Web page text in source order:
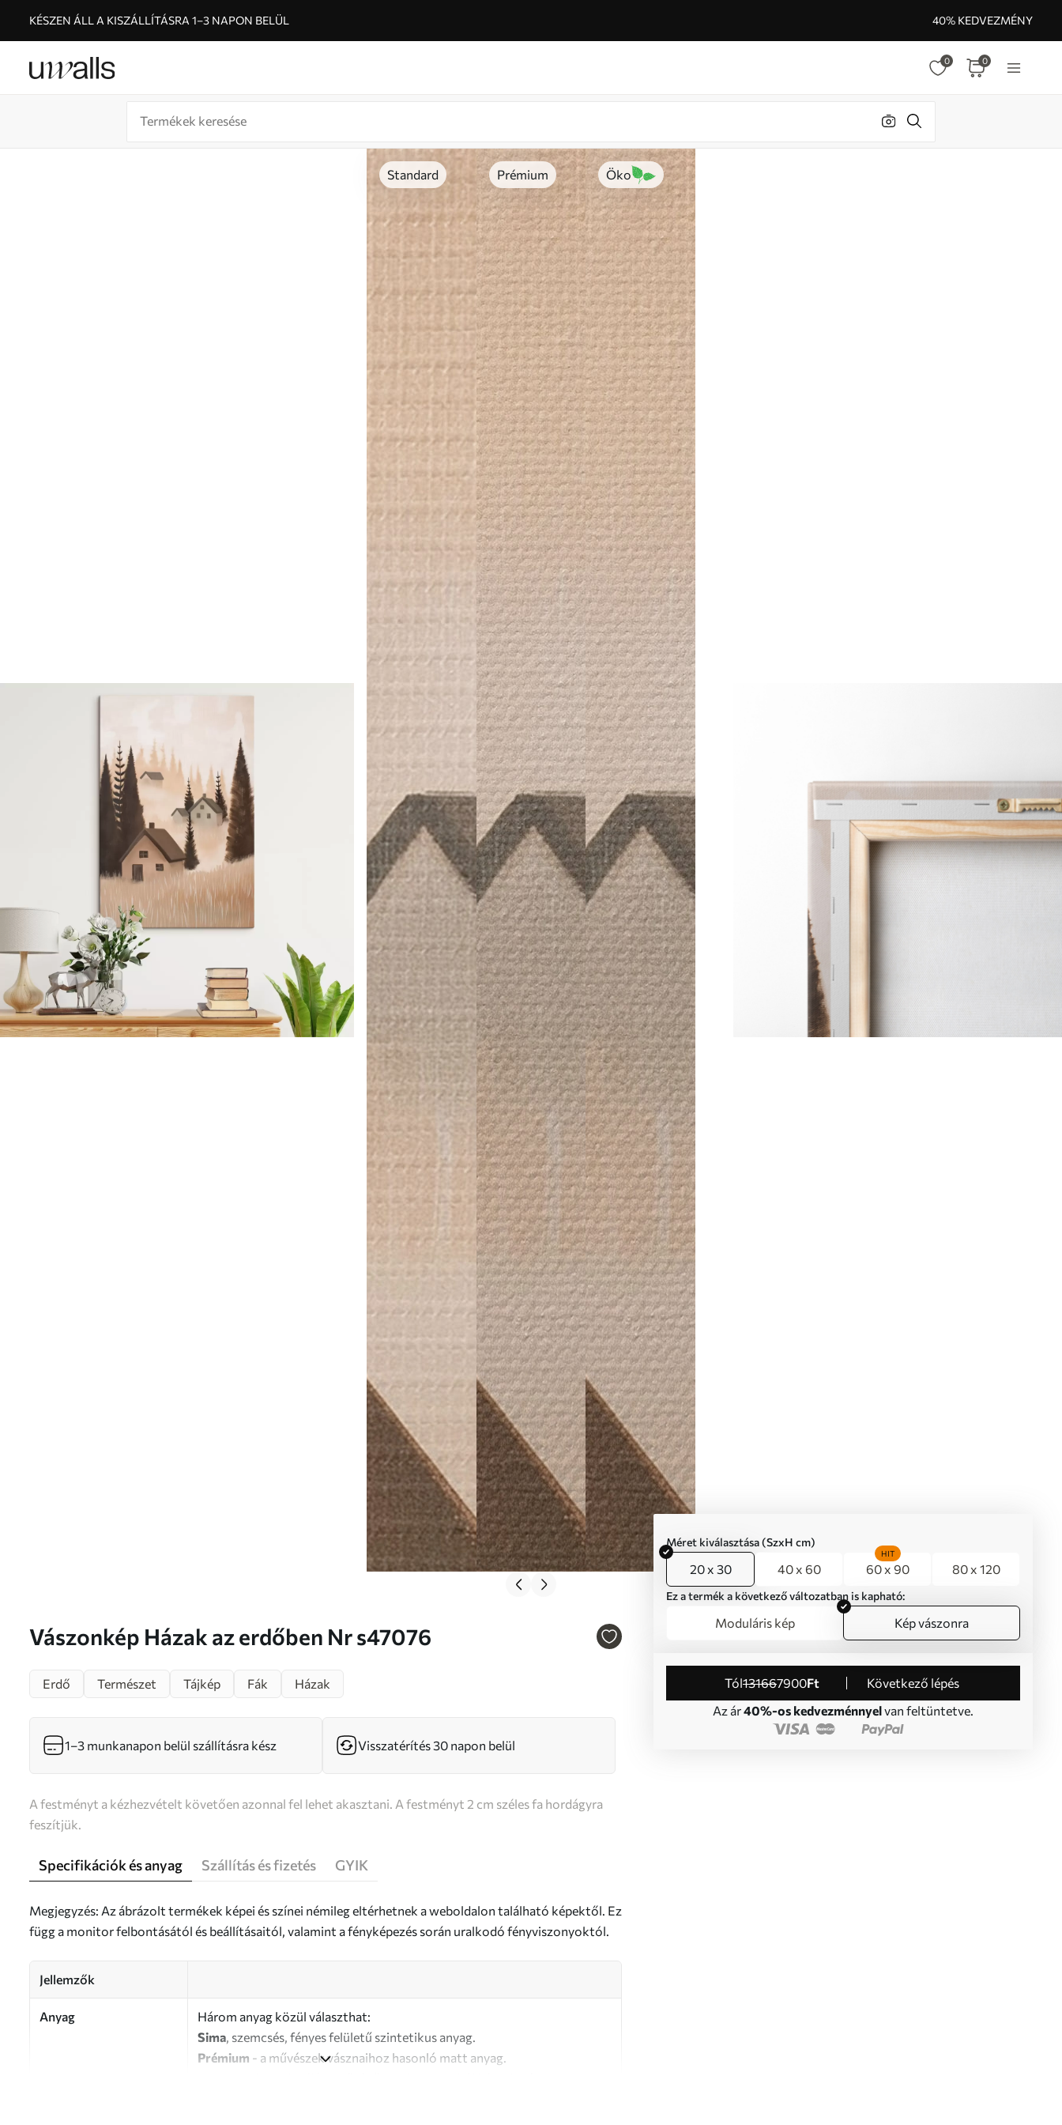
KÉSZEN ÁLL A KISZÁLLÍTÁSRA 1–3 NAPON BELÜL 40% KEDVEZMÉNY
0 0
Standard Prémium Öko
Vászonkép Házak az erdőben Nr s47076
Méret kiválasztása (SzxH cm)
20 x 30 40 x 60 60 x 90
HIT
80 x 120
Ez a termék a következő változatban is kapható:
Moduláris kép Kép vászonra
Tól131667900Ft
Következő lépés
Az ár40%-os kedvezménnyelvan feltüntetve.
Erdő Természet Tájkép Fák Házak
1–3 munkanapon belül szállításra kész Visszatérítés 30 napon belül
A festményt a kézhezvételt követően azonnal fel lehet akasztani. A festményt 2 cm széles fa hordágyra
feszítjük.
Specifikációk és anyag Szállítás és fizetés GYIK
Megjegyzés: Az ábrázolt termékek képei és színei némileg eltérhetnek a weboldalon található képektől. Ez
függ a monitor felbontásától és beállításaitól, valamint a fényképezés során uralkodó fényviszonyoktól.
Jellemzők
Anyag
Három anyag közül választhat:
Sima, szemcsés, fényes felületű szintetikus anyag.
Prémium - a művészek vásznaihoz hasonló matt anyag.